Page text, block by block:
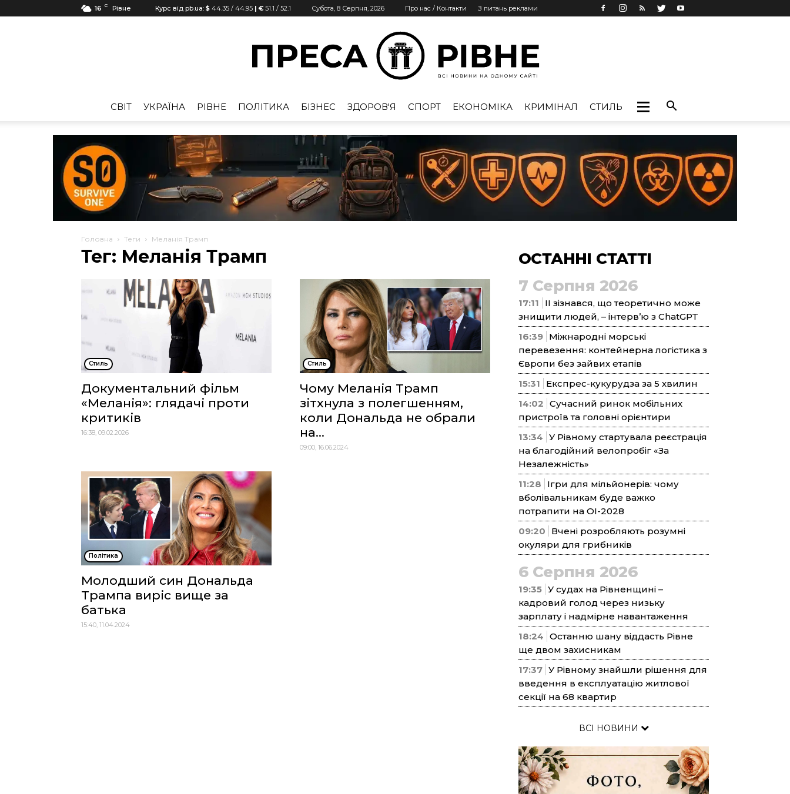
16 C Рівне Курс від pb.ua: $ 44.35 / 44.95 | € 51.1 / 52.1 Субота, 8 Серпня, 2026 Про нас / Контакти З питань реклами
Рівне
CВІТ УКРАЇНА РІВНЕ ПОЛІТИКА БІЗНЕС ЗДОРОВ'Я СПОРТ ЕКОНОМІКА КРИМІНАЛ СТИЛЬ
Головна Теги Меланія Трамп
Тег: Меланія Трамп
Стиль
Документальний фільм
«Меланія»: глядачі проти
критиків
16:38, 09.02.2026
Стиль
Чому Меланія Трамп
зітхнула з полегшенням,
коли Дональда не обрали
на...
09:00, 16.06.2024
Політика
Молодший син Дональда
Трампа виріс вище за
батька
15:40, 11.04.2024
ОСТАННІ СТАТТІ
7 Серпня 2026
17:11
ІІ зізнався, що теоретично може
знищити людей, – інтерв’ю з ChatGPT
16:39 Міжнародні морські
перевезення: контейнерна логістика з
Європи без зайвих етапів
15:31
Експрес-кукурудза за 5 хвилин
14:02 Сучасний ринок мобільних
пристроїв та головні орієнтири
13:34 У Рівному стартувала реєстрація
на благодійний велопробіг «За
Незалежність»
11:28
Ігри для мільйонерів: чому
вболівальникам буде важко
потрапити на ОІ-2028
09:20
Вчені розробляють розумні
окуляри для грибників
6 Серпня 2026
19:35 У судах на Рівненщині –
кадровий голод через низьку
зарплату і надмірне навантаження
18:24 Останню шану віддасть Рівне
ще двом захисникам
17:37 У Рівному знайшли рішення для
введення в експлуатацію житлової
секції на 68 квартир
ВСІ НОВИНИ